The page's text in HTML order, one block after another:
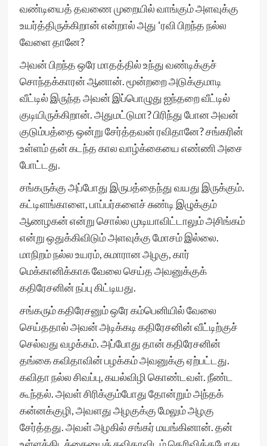
வண்டியைத் தவணை முறையில் வாங்கும் அளவுக்கு
உயர்த்திருக்கிறான் என்றால் அது ‘ரவி பிறந்த நல்ல
வேளை தானே?
அவன் பிறந்த ஒரே மாதத்தில் உந்து வண்டிக்குச்
சொந்தக்காரன் ஆனான். மூன்றறை அடுக்குமாடி
வீட்டில் இருந்த அவன் இப்பொழுது ஐந்தறை வீட்டில்
குடியிருக்கிறான். அதுமட்டுமா? பிரிந்து போன அவன்
குடும்பத்தை ஒன்று சேர்த்தவன் ரவிதானே? சங்கரின்
உள்ளம் தன் கடந்த கால வாழ்க்கையை எண்ணி அசை
போட்டது.
சங்கருக்கு அப்போது இருபத்தைந்து வயது இருக்கும்.
கட்டிளங்காளை, பாப்பர்களைச் சுண்டி இழுக்கும்
ஆணழகன் என்று சொல்ல முடியாவிட்டாலும் அசிங்கம்
என்று ஒதுக்கிவிடும் அளவுக்கு மோசம் இல்லை.
மாநிறம் நல்ல உயரம், சுமாரான அழகு, கார்
மெக்கானிக்காக வேலை செய்த அவனுக்குக்
கதிரேசனின் நப்பு கிட்டியது.
சங்கரும் கதிரேசனும் ஒரே கம்பெனியில் வேலை
செய்ததால் அவன் அடிக்கடி கதிரேசனின் வீட்டிற்குச்
செல்வது வழக்கம். அப்போது தான் கதிரேசனின்
தங்கை கவிதாவின் பழக்கம் அவனுக்கு ஏற்பட்டது.
கவிதா நல்ல சிவப்பு, கயல்விழி கொண்டவள். நீண்ட
கூந்தல். அவள் சிரிக்கும்போது தோன்றும் அந்தக்
கன்னக்குழி, அவளது அழகுக்கு மேலும் அழகு
சேர்த்தது. அவள் அழகில் சங்கர் மயங்கினான். தன்